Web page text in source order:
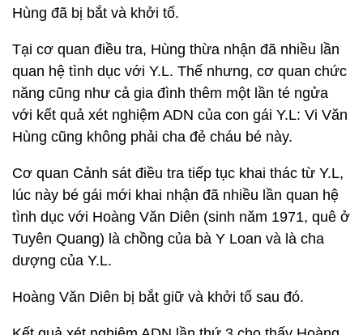
Hùng đã bị bắt và khởi tố.
Tại cơ quan điều tra, Hùng thừa nhận đã nhiều lần
quan hệ tình dục với Y.L. Thế nhưng, cơ quan chức
năng cũng như cả gia đình thêm một lần té ngửa
với kết quả xét nghiệm ADN của con gái Y.L: Vi Văn
Hùng cũng không phải cha đẻ cháu bé này.
Cơ quan Cảnh sát điều tra tiếp tục khai thác từ Y.L,
lúc này bé gái mới khai nhận đã nhiều lần quan hệ
tình dục với Hoàng Văn Diên (sinh năm 1971, quê ở
Tuyên Quang) là chồng của bà Y Loan và là cha
dượng của Y.L.
Hoàng Văn Diên bị bắt giữ và khởi tố sau đó.